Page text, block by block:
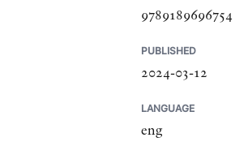
9789189696754
PUBLISHED
2024-03-12
LANGUAGE
eng